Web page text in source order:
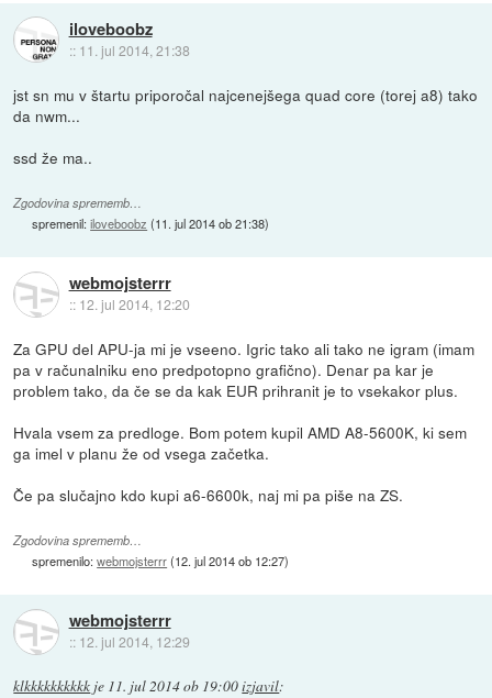
iloveboobz
:: 11. jul 2014, 21:38
jst sn mu v štartu priporočal najcenejšega quad core (torej a8) tako
da nwm...
ssd že ma..
Zgodovina sprememb…
spremenil:iloveboobz (11. jul 2014 ob 21:38)
webmojsterrr
:: 12. jul 2014, 12:20
Za GPU del APU-ja mi je vseeno. Igric tako ali tako ne igram (imam
pa v računalniku eno predpotopno grafično). Denar pa kar je
problem tako, da če se da kak EUR prihranit je to vsekakor plus.
Hvala vsem za predloge. Bom potem kupil AMD A8-5600K, ki sem
ga imel v planu že od vsega začetka.
Če pa slučajno kdo kupi a6-6600k, naj mi pa piše na ZS.
Zgodovina sprememb…
spremenilo:webmojsterrr(12. jul 2014 ob 12:27)
webmojsterrr
:: 12. jul 2014, 12:29
klkkkkkkkkkk je 11. jul 2014 ob 19:00izjavil: